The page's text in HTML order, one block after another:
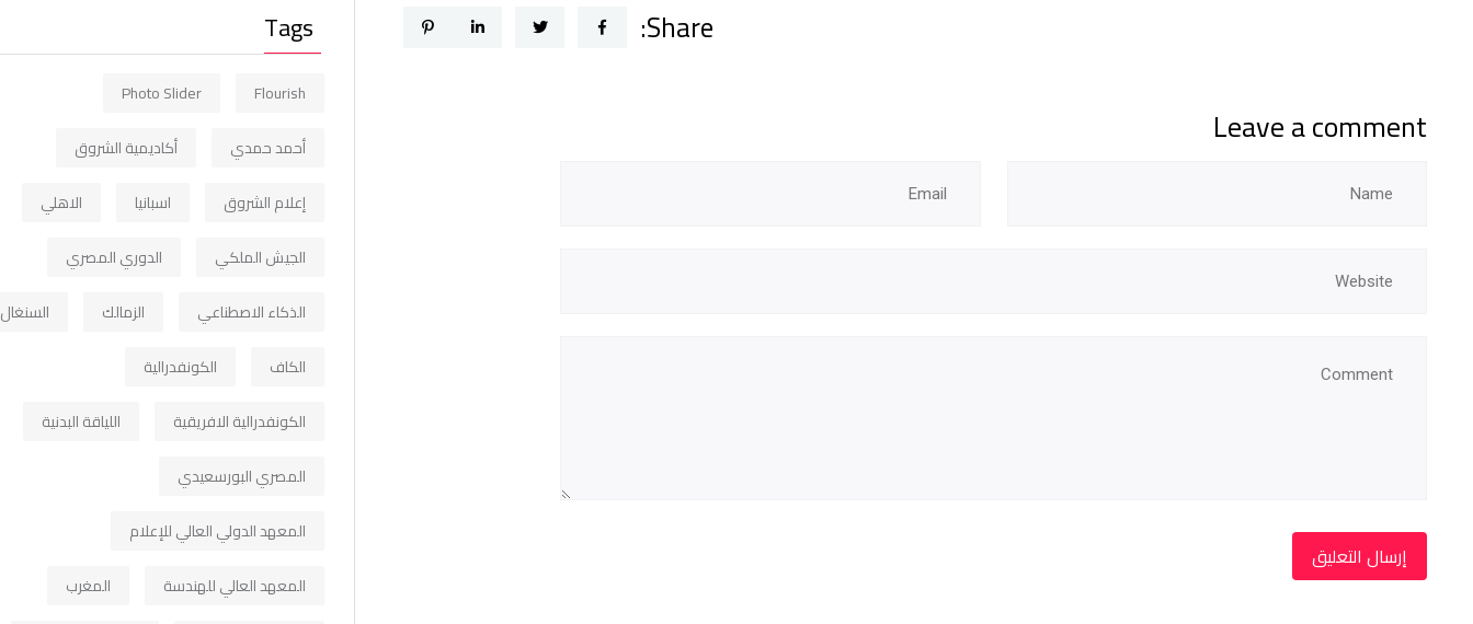
Share:
Leave a comment
Tags
Flourish
Photo Slider
أحمد حمدي
أكاديمية الشروق
إعلام الشروق
اسبانيا
الاهلي
الجيش الملكي
الدوري المصري
الذكاء الاصطناعي
الزمالك
السنغال
الكاف
الكونفدرالية
الكونفدرالية الافريقية
اللياقة البدنية
المصري البورسعيدي
المعهد الدولي العالي للإعلام
المعهد العالي للهندسة
المغرب